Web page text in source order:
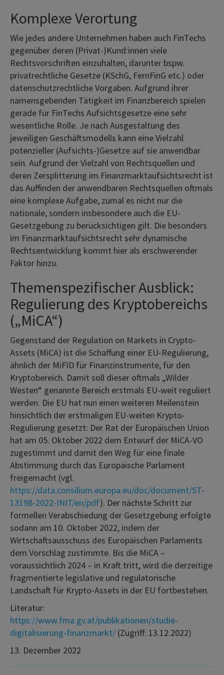
Komplexe Verortung
Wie jedes andere Unternehmen haben auch FinTechs
gegenüber deren (Privat-)Kund:innen viele
Rechtsvorschriften einzuhalten, darunter bspw.
privatrechtliche Gesetze (KSchG, FernFinG etc.) oder
datenschutzrechtliche Vorgaben. Aufgrund ihrer
namensgebenden Tätigkeit im Finanzbereich spielen
gerade für FinTechs Aufsichtsgesetze eine sehr
wesentliche Rolle. Je nach Ausgestaltung des
jeweiligen Geschäftsmodells kann eine Vielzahl
potenzieller (Aufsichts-)Gesetze auf sie anwendbar
sein. Aufgrund der Vielzahl von Rechtsquellen und
deren Zersplitterung im Finanzmarktaufsichtsrecht ist
das Auffinden der anwendbaren Rechtsquellen oftmals
eine komplexe Aufgabe, zumal es nicht nur die
nationale, sondern insbesondere auch die EU-
Gesetzgebung zu berücksichtigen gilt. Die besonders
im Finanzmarktaufsichtsrecht sehr dynamische
Rechtsentwicklung kommt hier als erschwerender
Faktor hinzu.
Themenspezifischer Ausblick:
Regulierung des Kryptobereichs
(„MiCA“)
Gegenstand der Regulation on Markets in Crypto-
Assets (MiCA) ist die Schaffung einer EU-Regulierung,
ähnlich der MiFID für Finanzinstrumente, für den
Kryptobereich. Damit soll dieser oftmals „Wilder
Westen“ genannte Bereich erstmals EU-weit reguliert
werden. Die EU hat nun einen weiteren Meilenstein
hinsichtlich der erstmaligen EU-weiten Krypto-
Regulierung gesetzt: Der Rat der Europäischen Union
hat am 05. Oktober 2022 dem Entwurf der MiCA-VO
zugestimmt und damit den Weg für eine finale
Abstimmung durch das Europäische Parlament
freigemacht (vgl.
https://data.consilium.europa.eu/doc/document/ST-
13198-2022-INIT/en/pdf). Der nächste Schritt zur
formellen Verabschiedung der Gesetzgebung erfolgte
sodann am 10. Oktober 2022, indem der
Wirtschaftsausschuss des Europäischen Parlaments
dem Vorschlag zustimmte. Bis die MiCA –
voraussichtlich 2024 – in Kraft tritt, wird die derzeitige
fragmentierte legislative und regulatorische
Landschaft für Krypto-Assets in der EU fortbestehen.
Literatur:
https://www.fma.gv.at/publikationen/studie-
digitalisierung-finanzmarkt/ (Zugriff: 13.12.2022)
13. Dezember 2022